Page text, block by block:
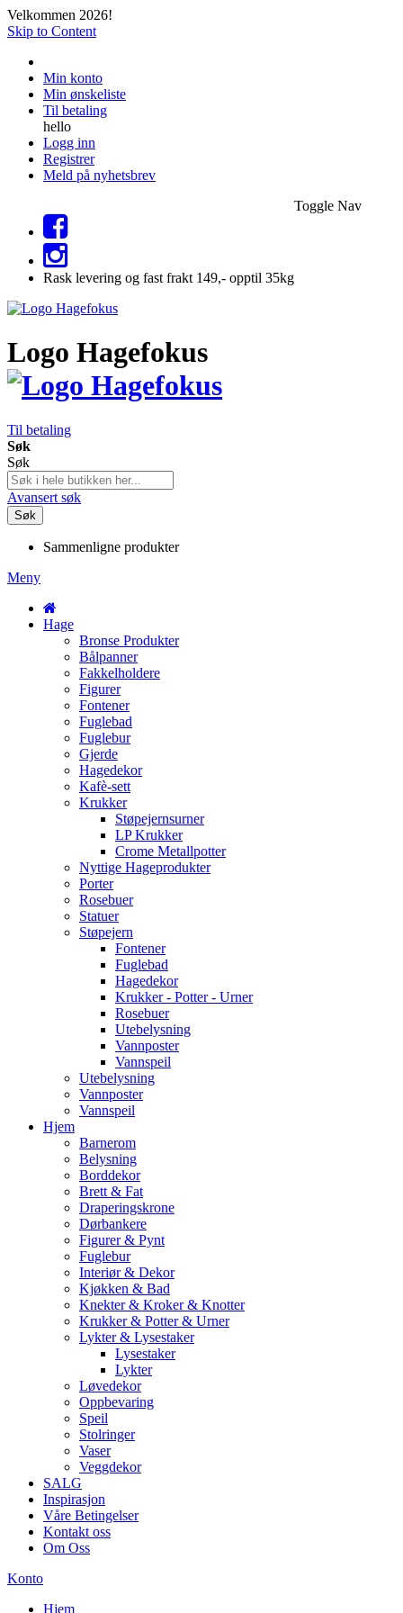
Velkommen 2026!
Skip to Content
Min konto
Min ønskeliste
Til betaling
hello
Logg inn
Registrer
Meld på nyhetsbrev
Rask levering og fast frakt 149,- opptil 35kg
Toggle Nav
Logo Hagefokus
Til betaling
Søk
Søk
Avansert søk
Søk
Sammenligne produkter
Meny
Hage
Bronse Produkter
Bålpanner
Fakkelholdere
Figurer
Fontener
Fuglebad
Fuglebur
Gjerde
Hagedekor
Kafè-sett
Krukker
Støpejernsurner
LP Krukker
Crome Metallpotter
Nyttige Hageprodukter
Porter
Rosebuer
Statuer
Støpejern
Fontener
Fuglebad
Hagedekor
Krukker - Potter - Urner
Rosebuer
Utebelysning
Vannposter
Vannspeil
Utebelysning
Vannposter
Vannspeil
Hjem
Barnerom
Belysning
Borddekor
Brett & Fat
Draperingskrone
Dørbankere
Figurer & Pynt
Fuglebur
Interiør & Dekor
Kjøkken & Bad
Knekter & Kroker & Knotter
Krukker & Potter & Urner
Lykter & Lysestaker
Lysestaker
Lykter
Løvedekor
Oppbevaring
Speil
Stolringer
Vaser
Veggdekor
SALG
Inspirasjon
Våre Betingelser
Kontakt oss
Om Oss
Konto
Hjem